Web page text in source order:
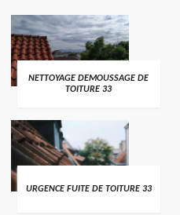
NETTOYAGE DEMOUSSAGE DE
TOITURE 33
URGENCE FUITE DE TOITURE 33